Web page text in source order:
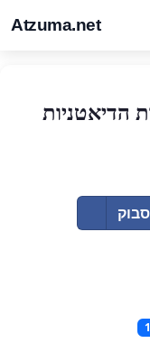
Atzuma.net
הדיאטניות